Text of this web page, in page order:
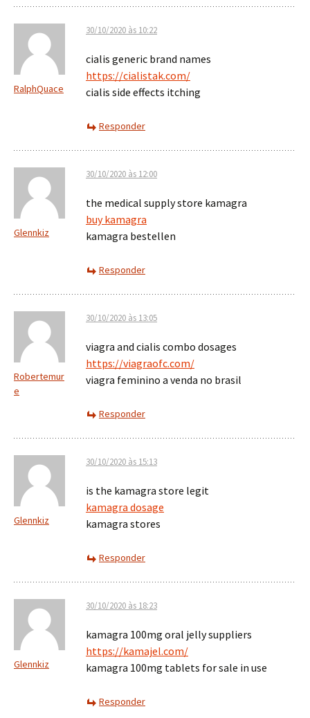
RalphQuace
30/10/2020 às 10:22
cialis generic brand names
https://cialistak.com/
cialis side effects itching
Responder
Glennkiz
30/10/2020 às 12:00
the medical supply store kamagra
buy kamagra
kamagra bestellen
Responder
Robertemur
e
30/10/2020 às 13:05
viagra and cialis combo dosages
https://viagraofc.com/
viagra feminino a venda no brasil
Responder
Glennkiz
30/10/2020 às 15:13
is the kamagra store legit
kamagra dosage
kamagra stores
Responder
Glennkiz
30/10/2020 às 18:23
kamagra 100mg oral jelly suppliers
https://kamajel.com/
kamagra 100mg tablets for sale in use
Responder